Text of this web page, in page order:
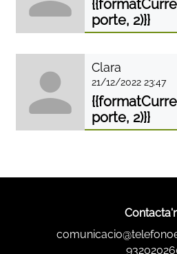
porte, 2)}}
Clara
21/12/2022 23:47
porte, 2)}}